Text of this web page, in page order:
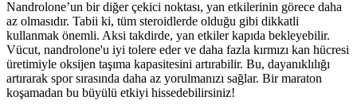
Nandrolone’un bir diğer çekici noktası, yan etkilerinin görece daha
az olmasıdır. Tabii ki, tüm steroidlerde olduğu gibi dikkatli
kullanmak önemli. Aksi takdirde, yan etkiler kapıda bekleyebilir.
Vücut, nandrolone'u iyi tolere eder ve daha fazla kırmızı kan hücresi
üretimiyle oksijen taşıma kapasitesini artırabilir. Bu, dayanıklılığı
artırarak spor sırasında daha az yorulmanızı sağlar. Bir maraton
koşamadan bu büyülü etkiyi hissedebilirsiniz!